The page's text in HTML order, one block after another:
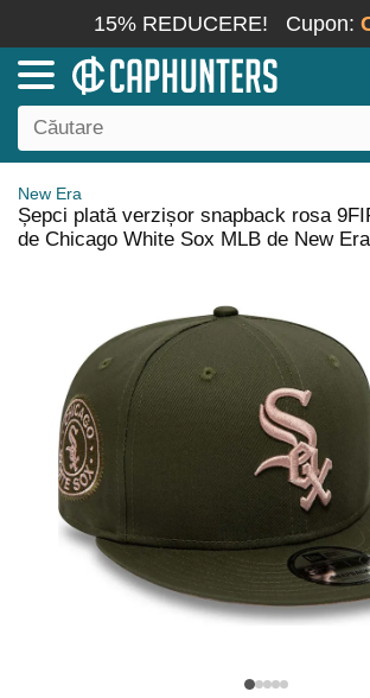
15% REDUCERE! Cupon:
New Era
Șepci plată verzișor snapback rosa
de Chicago White Sox MLB de New Era